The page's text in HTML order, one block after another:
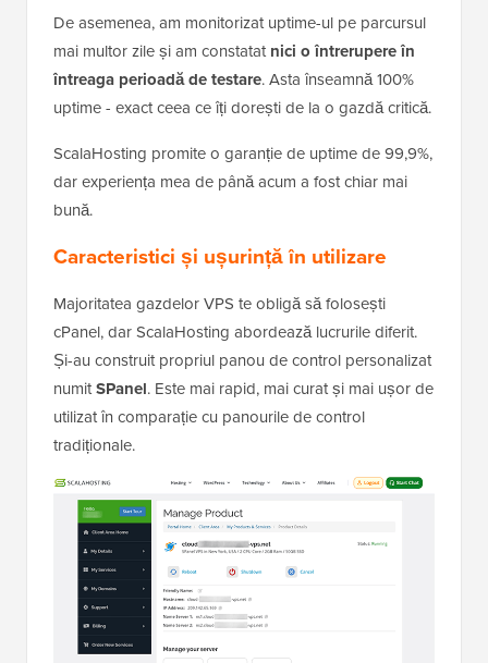
De asemenea, am monitorizat uptime-ul pe parcursul
mai multor zile și am constatatnici o întrerupere în
întreaga perioadă de testare. Asta înseamnă 100%
uptime - exact ceea ce îți dorești de la o gazdă critică.
ScalaHosting promite o garanție de uptime de 99,9%,
dar experiența mea de până acum a fost chiar mai
bună.
Caracteristici și ușurință în utilizare
Majoritatea gazdelor VPS te obligă să folosești
cPanel, dar ScalaHosting abordează lucrurile diferit.
Și-au construit propriul panou de control personalizat
numitSPanel. Este mai rapid, mai curat și mai ușor de
utilizat în comparație cu panourile de control
tradiționale.